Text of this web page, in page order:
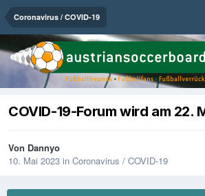
Coronavirus / COVID-19
COVID-19-Forum wird am 22.
Von Dannyo
10. Mai 2023 in Coronavirus / COVID-19